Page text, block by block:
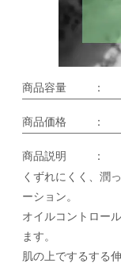
商品容量 ：
商品価格 ：
商品説明
：
くずれにくく、潤
ーション。
オイルコントロー
ます。
肌の上でするする